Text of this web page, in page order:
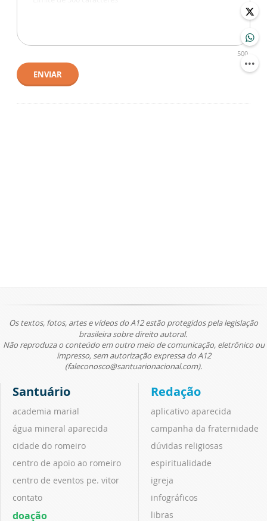
500
ENVIAR
Os textos, fotos, artes e vídeos do A12 estão protegidos pela legislação
brasileira sobre direito autoral.
Não reproduza o conteúdo em outro meio de comunicação, eletrônico ou
impresso, sem autorização expressa do A12
(faleconosco@santuarionacional.com).
Santuário
academia marial
água mineral aparecida
cidade do romeiro
centro de apoio ao romeiro
centro de eventos pe. vitor
contato
doação
Redação
aplicativo aparecida
campanha da fraternidade
dúvidas religiosas
espiritualidade
igreja
infográficos
libras